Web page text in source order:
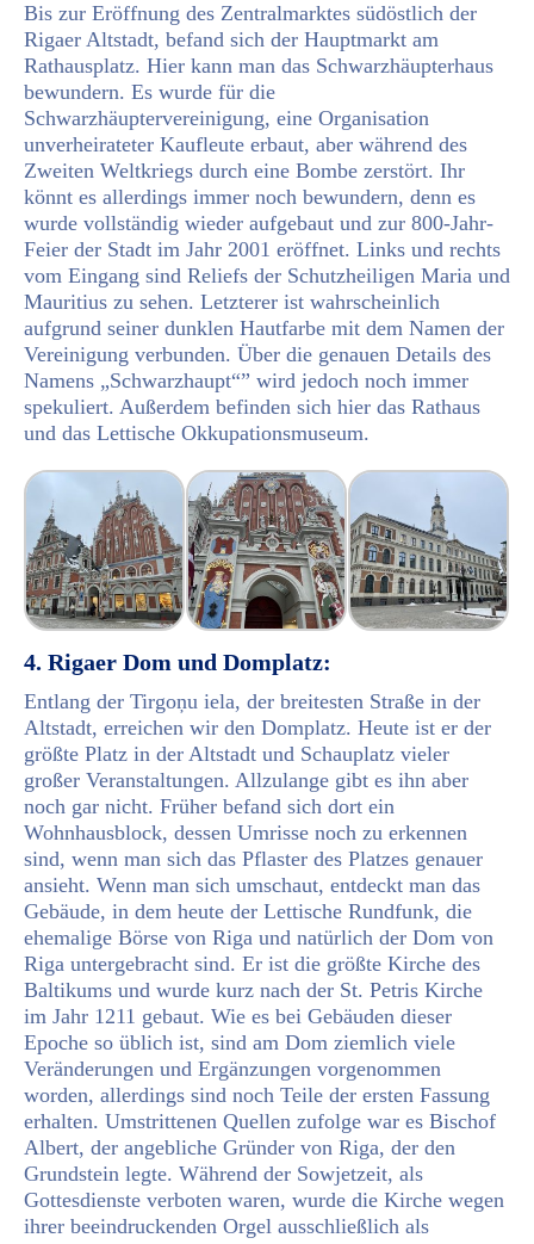
Bis zur Eröffnung des Zentralmarktes südöstlich der
Rigaer Altstadt, befand sich der Hauptmarkt am
Rathausplatz. Hier kann man das Schwarzhäupterhaus
bewundern. Es wurde für die
Schwarzhäuptervereinigung, eine Organisation
unverheirateter Kaufleute erbaut, aber während des
Zweiten Weltkriegs durch eine Bombe zerstört. Ihr
könnt es allerdings immer noch bewundern, denn es
wurde vollständig wieder aufgebaut und zur 800-Jahr-
Feier der Stadt im Jahr 2001 eröffnet. Links und rechts
vom Eingang sind Reliefs der Schutzheiligen Maria und
Mauritius zu sehen. Letzterer ist wahrscheinlich
aufgrund seiner dunklen Hautfarbe mit dem Namen der
Vereinigung verbunden. Über die genauen Details des
Namens „Schwarzhaupt“” wird jedoch noch immer
spekuliert. Außerdem befinden sich hier das Rathaus
und das Lettische Okkupationsmuseum.
4. Rigaer Dom und Domplatz:
Entlang der Tirgoņu iela, der breitesten Straße in der
Altstadt, erreichen wir den Domplatz. Heute ist er der
größte Platz in der Altstadt und Schauplatz vieler
großer Veranstaltungen. Allzulange gibt es ihn aber
noch gar nicht. Früher befand sich dort ein
Wohnhausblock, dessen Umrisse noch zu erkennen
sind, wenn man sich das Pflaster des Platzes genauer
ansieht. Wenn man sich umschaut, entdeckt man das
Gebäude, in dem heute der Lettische Rundfunk, die
ehemalige Börse von Riga und natürlich der Dom von
Riga untergebracht sind. Er ist die größte Kirche des
Baltikums und wurde kurz nach der St. Petris Kirche
im Jahr 1211 gebaut. Wie es bei Gebäuden dieser
Epoche so üblich ist, sind am Dom ziemlich viele
Veränderungen und Ergänzungen vorgenommen
worden, allerdings sind noch Teile der ersten Fassung
erhalten. Umstrittenen Quellen zufolge war es Bischof
Albert, der angebliche Gründer von Riga, der den
Grundstein legte. Während der Sowjetzeit, als
Gottesdienste verboten waren, wurde die Kirche wegen
ihrer beeindruckenden Orgel ausschließlich als